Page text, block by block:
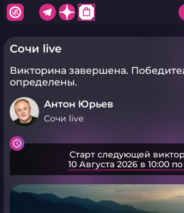
shopping_bag
Сочи live
Викторина завершена.
определены.
Антон Юрьев
Сочи live
Старт следующей
10 Августа 2026 в 10:00